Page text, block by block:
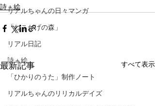
リアルちゃんの日々マンガ
「ねこかげの森」
リアル日記
詩＋絵
「ひかりのうた」制作ノート
リアルちゃんのリリカルデイズ
詩＋絵
最新記事 すべて表示